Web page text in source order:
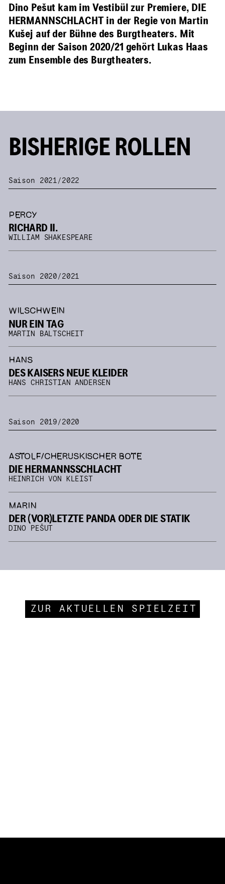
Dino Pešut kam im Vestibül zur Premiere, DIE
HERMANNSCHLACHT in der Regie von Martin
Kušej auf der Bühne des Burgtheaters. Mit
Beginn der Saison 2020/21 gehört Lukas Haas
zum Ensemble des Burgtheaters.
BISHERIGE ROLLEN
Saison 2021/2022
PERCY
RICHARD II.
WILLIAM SHAKESPEARE
Saison 2020/2021
WILSCHWEIN
NUR EIN TAG
MARTIN BALTSCHEIT
HANS
DES KAISERS NEUE KLEIDER
HANS CHRISTIAN ANDERSEN
Saison 2019/2020
ASTOLF/CHERUSKISCHER BOTE
DIE HERMANNSSCHLACHT
HEINRICH VON KLEIST
MARIN
DER (VOR)LETZTE PANDA ODER DIE STATIK
DINO PEŠUT
ZUR AKTUELLEN SPIELZEIT